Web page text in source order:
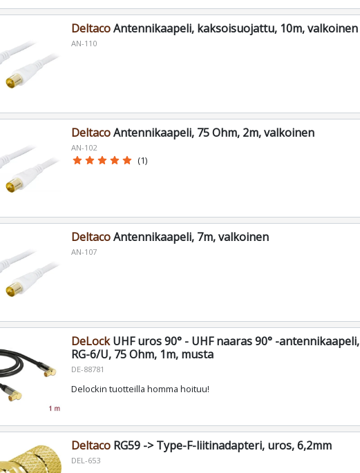
DeltacoAntennikaapeli, kaksoisuojattu, 10m, valkoinen
AN-110
DeltacoAntennikaapeli, 75 Ohm, 2m, valkoinen
AN-102
star star star star star (1)
DeltacoAntennikaapeli, 7m, valkoinen
AN-107
DeLockUHF uros 90° - UHF naaras 90° -antennikaapeli,
RG-6/U, 75 Ohm, 1m, musta
DE-88781
Delockin tuotteilla homma hoituu!
DeltacoRG59 -> Type-F-liitinadapteri, uros, 6,2mm
DEL-653